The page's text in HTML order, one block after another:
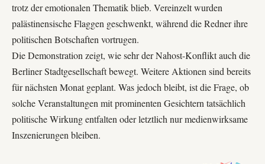
trotz der emotionalen Thematik blieb. Vereinzelt wurden
palästinensische Flaggen geschwenkt, während die Redner ihre
politischen Botschaften vortrugen.
Die Demonstration zeigt, wie sehr derNahost-Konfliktauch die
Berliner Stadtgesellschaft bewegt. Weitere Aktionen sind bereits
für nächsten Monat geplant. Was jedoch bleibt, ist die Frage, ob
solche Veranstaltungen mit prominenten Gesichtern tatsächlich
politische Wirkung entfalten oder letztlich nur medienwirksame
Inszenierungen bleiben.